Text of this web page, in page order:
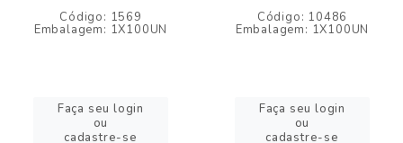
Código: 1569
Embalagem: 1X100UN
Faça seu login
ou
cadastre-se
Código: 10486
Embalagem: 1X100UN
Faça seu login
ou
cadastre-se